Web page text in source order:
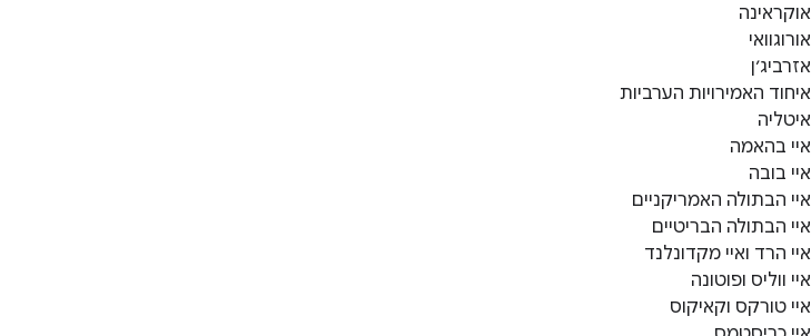
אוקראינה
אורוגוואי
אזרביג׳ן
איחוד האמירויות הערביות
איטליה
איי בהאמה
איי בובה
איי הבתולה האמריקניים
איי הבתולה הבריטיים
איי הרד ואיי מקדונלנד
איי ווליס ופוטונה
איי טורקס וקאיקוס